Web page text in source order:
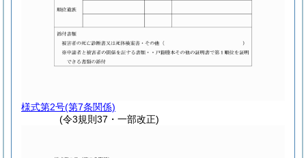
様式第2号(第7条関係)
(令3規則37・一部改正)